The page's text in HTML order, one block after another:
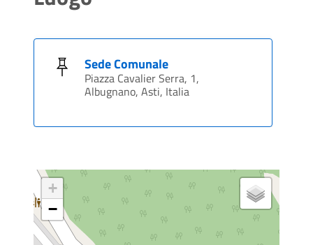
Sede Comunale
Piazza Cavalier Serra, 1,
Albugnano, Asti, Italia
+
−